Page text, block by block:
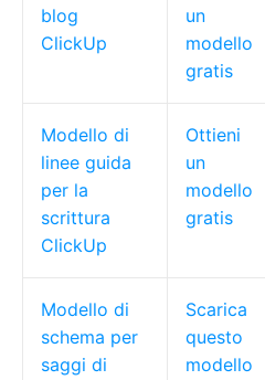
blog
ClickUp
un
modello
gratis
Modello di
linee guida
per la
scrittura
ClickUp
Ottieni
un
modello
gratis
Modello di
schema per
saggi di
Scarica
questo
modello